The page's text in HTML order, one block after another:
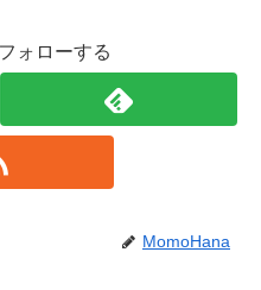
ォローする
MomoHana